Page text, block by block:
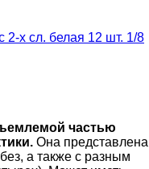
2-х сл. белая 12 шт. 1/8
частью
Она представлена
а также с разным